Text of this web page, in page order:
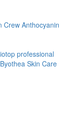
CrewAnthocyanin
professional
Byothea Skin Care